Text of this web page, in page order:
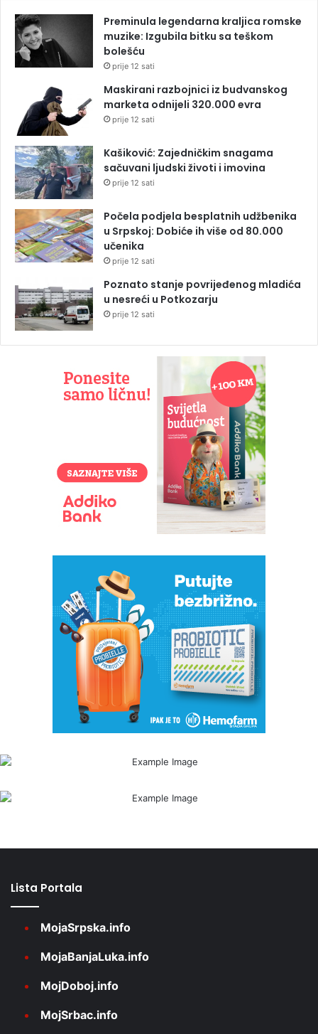
Preminula legendarna kraljica romske
muzike: Izgubila bitku sa teškom
bolešću
prije 12 sati
Maskirani razbojnici iz budvanskog
marketa odnijeli 320.000 evra
prije 12 sati
Kašiković: Zajedničkim snagama
sačuvani ljudski životi i imovina
prije 12 sati
Počela podjela besplatnih udžbenika
u Srpskoj: Dobiće ih više od 80.000
učenika
prije 12 sati
Poznato stanje povrijeđenog mladića
u nesreći u Potkozarju
prije 12 sati
Lista Portala
MojaSrpska.info
MojaBanjaLuka.info
MojDoboj.info
MojSrbac.info